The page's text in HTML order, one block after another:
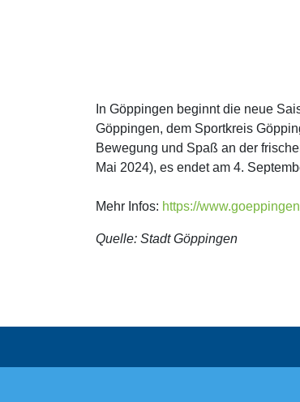
In Göppingen beginnt die neue
Göppingen, dem Sportkreis
Bewegung und Spaß an der
Mai 2024), es endet am 4.
Mehr Infos: https://
Quelle: Stadt Göppingen